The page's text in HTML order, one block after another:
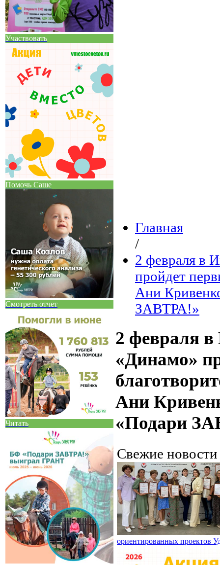
Участвовать
Помочь Саше
Смотреть отчет
Читать
Главная
/
2 февраля в
пройдет
Ани
ЗАВТРА!»
2 февраля в
«Динамо»
Ани
«Подари
Свежие
ориентированных проектов